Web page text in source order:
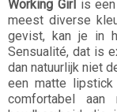
Working Girl is
meest diverse
gevist, kan je in
Sensualité, dat is
dan natuurlijk niet
een matte
comfortabel